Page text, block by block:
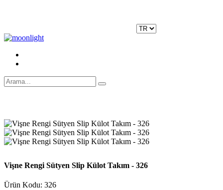
Vişne Rengi Sütyen Slip Külot Takım - 326
Ürün Kodu: 326